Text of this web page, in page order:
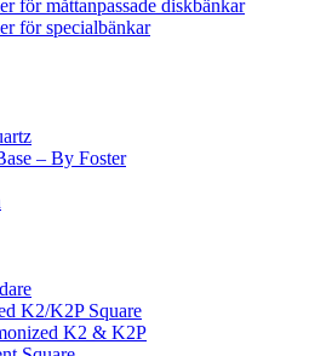
för måttanpassade diskbänkar
för specialbänkar
– By Foster
K2/K2P Square
K2 & K2P